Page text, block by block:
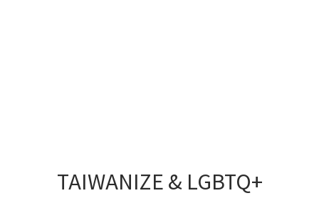
TAIWANIZE & LGBTQ+